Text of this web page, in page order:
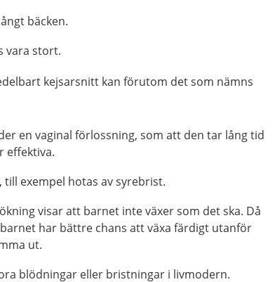
bäcken.
vara stort.
kejsarsnitt kan förutom det som nämns
en vaginal förlossning, som att den tar lång tid
effektiva.
exempel hotas av syrebrist.
visar att barnet inte växer som det ska. Då
har bättre chans att växa färdigt utanför
ut.
blödningar eller bristningar i livmodern.